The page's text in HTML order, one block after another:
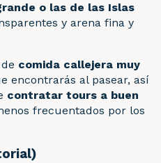
o las de las Islas
y arena fina y
comida callejera muy
encontrarás al pasear, así
contratar tours a buen
frecuentados por los